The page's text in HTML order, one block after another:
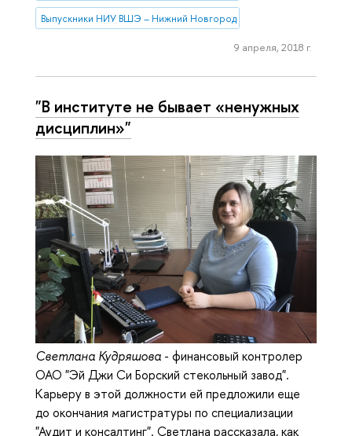
Выпускники НИУ ВШЭ – Нижний Новгород
9 апреля, 2018 г.
"В институте не бывает «ненужных
дисциплин»"
Светлана Кудряшова - финансовый контролер
ОАО "Эй Джи Си Борский стекольный завод".
Карьеру в этой должности ей предложили еще
до окончания магистратуры по специализации
"Аудит и консалтинг". Светлана рассказала, как